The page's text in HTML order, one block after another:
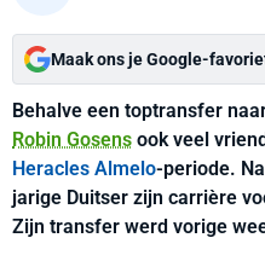
Maak ons je Google-
Behalve een toptransfer
Robin Gosens ook veel
Heracles Almelo-periode.
jarige Duitser zijn carrière
Zijn transfer werd vorige